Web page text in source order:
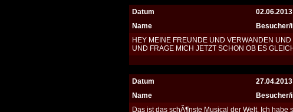
Datum
Name
Besucher/
HEY MEINE FREUNDE UND VERWANDEN
UND FRAGE MICH JETZT SCHON OB ES
Datum
Name
Besucher/
Das ist das schÃ¶nste Musical der Welt. Ich